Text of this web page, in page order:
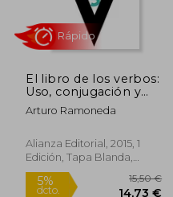
dcto. 30,20 €
El libro de los verbos:
Uso, conjugación y
dudas
Arturo Ramoneda
Alianza Editorial, 2015, 1
Edición, Tapa Blanda,
Nuevo